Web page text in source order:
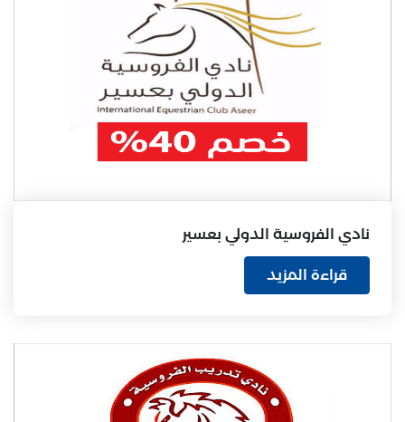
نادي الفروسية الدولي بعسير
قراءة المزيد